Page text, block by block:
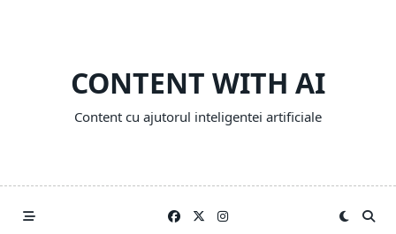
CONTENT WITH AI
Content cu ajutorul inteligentei artificiale